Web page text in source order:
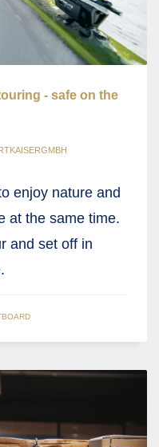
- safe on the
enjoy nature and
at the same time.
and set off in